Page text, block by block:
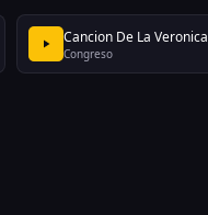
Cancion De La Veronica
Congreso